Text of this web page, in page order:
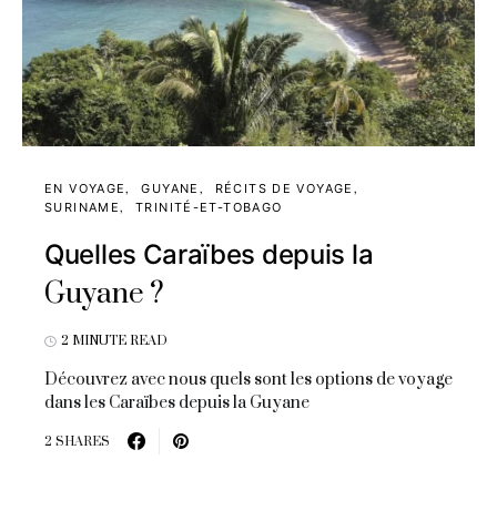
EN VOYAGE GUYANE
RÉCITS DE VOYAGE
SURINAME
TRINITÉ-ET-TOBAGO
Quelles Caraïbes depuis la
Guyane ?
2 MINUTE READ
Découvrez avec nous quels sont les options de voyage
dans les Caraïbes depuis la Guyane
2 SHARES